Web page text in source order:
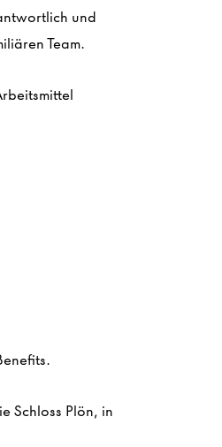
und
Team.
Schloss Plön, in